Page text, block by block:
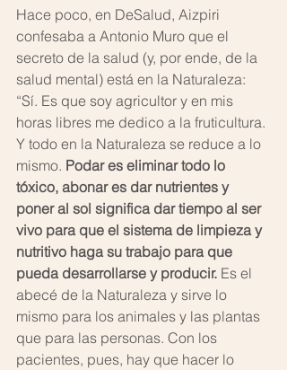
Hace poco, en DeSalud, Aizpiri
confesaba a Antonio Muro que el
secreto de la salud (y, por ende, de la
salud mental) está en la Naturaleza:
“Sí. Es que soy agricultor y en mis
horas libres me dedico a la fruticultura.
Y todo en la Naturaleza se reduce a lo
mismo. Podar es eliminar todo lo
tóxico, abonar es dar nutrientes y
poner al sol significa dar tiempo al ser
vivo para que el sistema de limpieza y
nutritivo haga su trabajo para que
pueda desarrollarse y producir. Es el
abecé de la Naturaleza y sirve lo
mismo para los animales y las plantas
que para las personas. Con los
pacientes, pues, hay que hacer lo